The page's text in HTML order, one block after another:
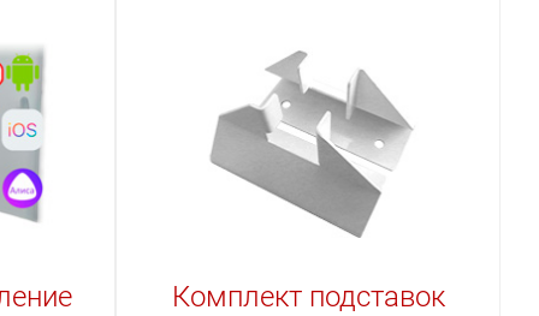
Комплект подставок